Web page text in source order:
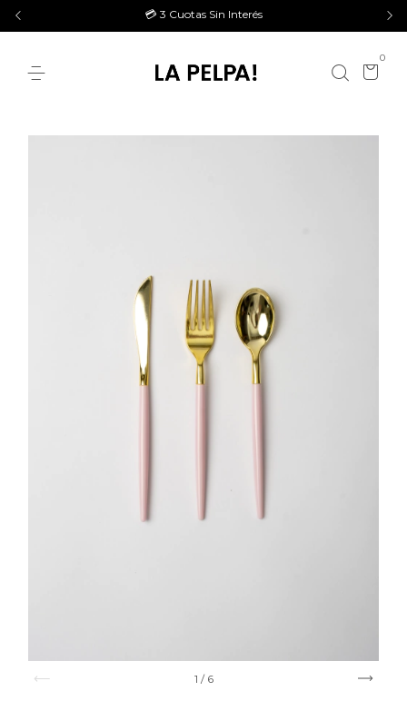
💳 3 Cuotas Sin Interés
0
1 / 6